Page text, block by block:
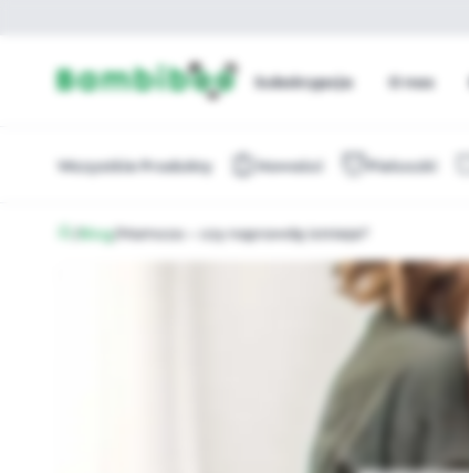
Subskrypcja O nas
Wszystkie Produkty Nowości Pieluszki
/Blog/Mamoza – czy naprawdę istnieje?